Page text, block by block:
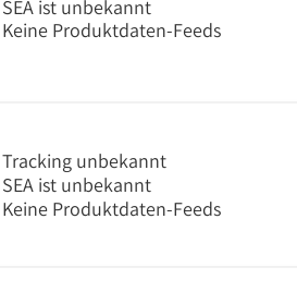
SEA ist unbekannt
Keine Produktdaten-Feeds
Tracking unbekannt
SEA ist unbekannt
Keine Produktdaten-Feeds